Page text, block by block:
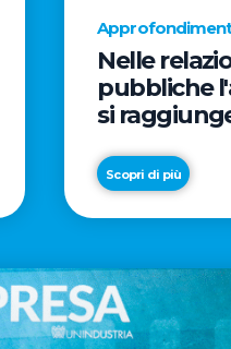
Nelle
pubbliche
si
Scopri di più